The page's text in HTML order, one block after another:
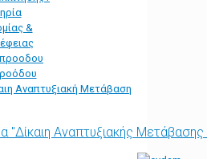
&
Αναπτυξιακή Μετάβαση
"Δίκαιη Αναπτυξιακής